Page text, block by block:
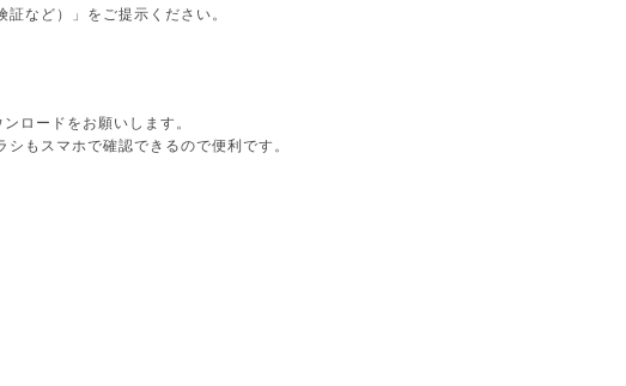
など）」をご提示ください。
ロードをお願いします。
もスマホで確認できるので便利です。